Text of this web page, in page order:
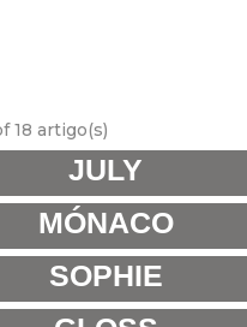
18 artigo(s)
JULY
MÓNACO
SOPHIE